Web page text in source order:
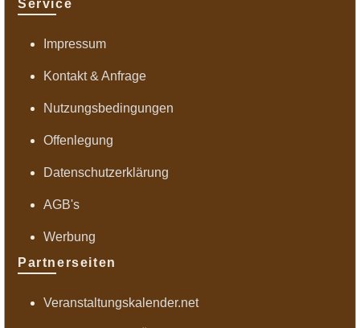
Service
Impressum
Kontakt & Anfrage
Nutzungsbedingungen
Offenlegung
Datenschutzerklärung
AGB's
Werbung
Partnerseiten
Veranstaltungskalender.net